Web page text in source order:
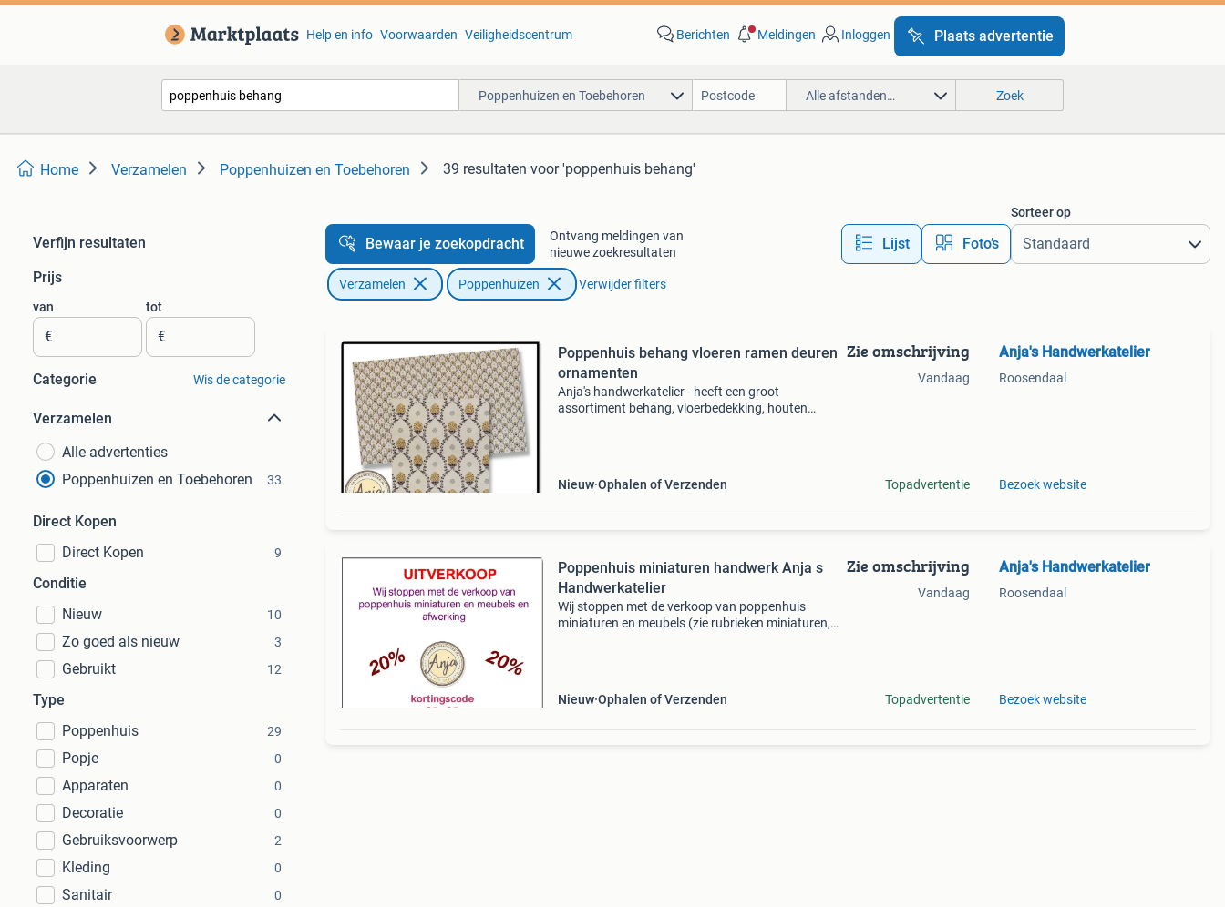
Help en info Voorwaarden Veiligheidscentrum Berichten Meldingen Inloggen Plaats advertentie
Poppenhuizen en Toebehoren Alle afstanden… Zoek
Home Verzamelen Poppenhuizen en Toebehoren 39 resultaten voor 'poppenhuis behang'
Verfijn resultaten
Prijs
van
€
tot
€
Categorie Wis de categorie
Verzamelen
Alle advertenties
Poppenhuizen en Toebehoren
33
Direct Kopen
Direct Kopen
9
Conditie
Nieuw
10
Zo goed als nieuw 3
Gebruikt 12
Type
Poppenhuis
29
Popje 0
Apparaten 0
Decoratie 0
Gebruiksvoorwerp 2
Kleding 0
Sanitair 0
Bewaar je zoekopdracht
Ontvang meldingen van
nieuwe zoekresultaten
Lijst Foto’s
Sorteer op
Verzamelen Poppenhuizen Verwijder filters
Poppenhuis behang vloeren ramen deuren
ornamenten
Anja's handwerkatelier - heeft een groot
assortiment behang, vloerbedekking, houten
Nieuw Ophalen of Verzenden
Zie omschrijving
Vandaag
Topadvertentie
Anja's Handwerkatelier
Roosendaal
Bezoek website
Poppenhuis miniaturen handwerk Anja s
Handwerkatelier
Wij stoppen met de verkoop van poppenhuis
miniaturen en meubels (zie rubrieken miniaturen,
Nieuw Ophalen of Verzenden
Zie omschrijving
Vandaag
Topadvertentie
Anja's Handwerkatelier
Roosendaal
Bezoek website